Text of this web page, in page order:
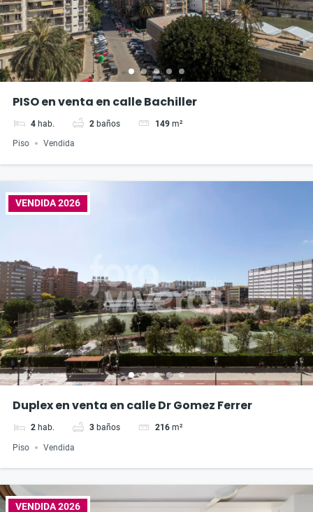
PISO en venta en calle Bachiller
4 hab. 2 baños 149 m²
Piso Vendida
VENDIDA 2026
Duplex en venta en calle Dr Gomez Ferrer
2 hab. 3 baños 216 m²
Piso Vendida
VENDIDA 2026